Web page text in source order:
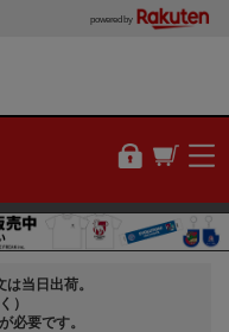
powered by
当日出荷。
）
必要です。